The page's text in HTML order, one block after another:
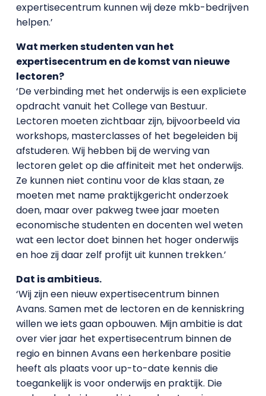
expertisecentrum kunnen wij deze mkb-bedrijven
helpen.’
Wat merken studenten van het
expertisecentrum en de komst van nieuwe
lectoren?
‘De verbinding met het onderwijs is een expliciete
opdracht vanuit het College van Bestuur.
Lectoren moeten zichtbaar zijn, bijvoorbeeld via
workshops, masterclasses of het begeleiden bij
afstuderen. Wij hebben bij de werving van
lectoren gelet op die affiniteit met het onderwijs.
Ze kunnen niet continu voor de klas staan, ze
moeten met name praktijkgericht onderzoek
doen, maar over pakweg twee jaar moeten
economische studenten en docenten wel weten
wat een lector doet binnen het hoger onderwijs
en hoe zij daar zelf profijt uit kunnen trekken.’
Dat is ambitieus.
‘Wij zijn een nieuw expertisecentrum binnen
Avans. Samen met de lectoren en de kenniskring
willen we iets gaan opbouwen. Mijn ambitie is dat
over vier jaar het expertisecentrum binnen de
regio en binnen Avans een herkenbare positie
heeft als plaats voor up-to-date kennis die
toegankelijk is voor onderwijs en praktijk. Die